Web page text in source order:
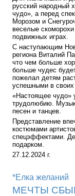
русский народный
чудо», а перед
Морозом и
веселые
подвижных играх.
С наступающим
региона Виталий
что чем больше
больше чудес
пожелал детям
успешными в своих
«Настоящее чудо»
трудолюбию.
песен и танцев.
Представление
костюмами
спецэффектами.
подарком.
27.12.2024 г.
*Елка желаний
МЕЧТЫ